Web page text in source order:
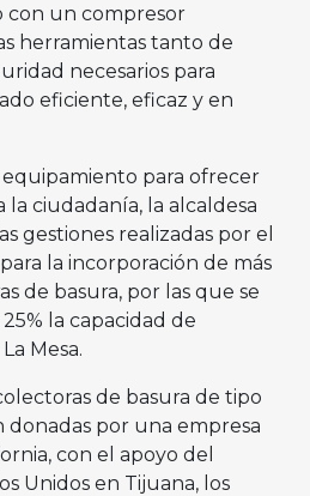
con un compresor
herramientas tanto de
necesarios para
eficiente, eficaz y en
para ofrecer
la ciudadanía, la alcaldesa
gestiones realizadas por el
la incorporación de más
de basura, por las que se
la capacidad de
Mesa.
de basura de tipo
por una empresa
con el apoyo del
Unidos en Tijuana, los